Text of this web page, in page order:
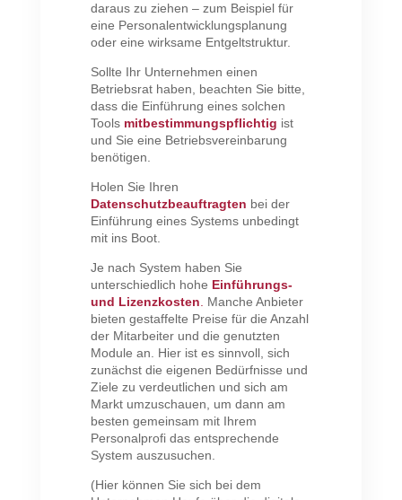
daraus zu ziehen – zum Beispiel für
eine Personalentwicklungsplanung
oder eine wirksame Entgeltstruktur.
Sollte Ihr Unternehmen einen
Betriebsrat haben, beachten Sie bitte,
dass die Einführung eines solchen
Tools mitbestimmungspflichtig ist
und Sie eine Betriebsvereinbarung
benötigen.
Holen Sie Ihren
Datenschutzbeauftragten bei der
Einführung eines Systems unbedingt
mit ins Boot.
Je nach System haben Sie
unterschiedlich hohe Einführungs-
und Lizenzkosten
Manche Anbieter
bieten gestaffelte Preise für die Anzahl
der Mitarbeiter und die genutzten
Module an. Hier ist es sinnvoll, sich
zunächst die eigenen Bedürfnisse und
Ziele zu verdeutlichen und sich am
Markt umzuschauen, um dann am
besten gemeinsam mit Ihrem
Personalprofi das entsprechende
System auszusuchen.
(Hier können Sie sich bei dem